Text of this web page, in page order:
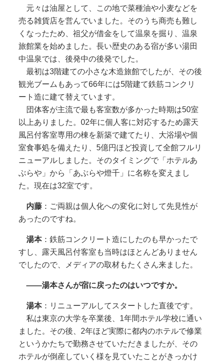
元々は油屋として、この地で菜種油や小麦などを
売る雑貨店を営んでいました。そのうち商売も難し
くなったため、祖父が借金をして温泉を掘り、温泉
旅館業を始めました。長い歴史のある宿が多い湯田
中温泉では、後発中の後発でした。
最初は3階建ての小さな木造旅館でしたが、その後
観光ブームもあって66年には5階建て鉄筋コンクリ
ート造に建て替えています。
団体客が主流で最も客室数が多かった時期は50室
以上ありました。02年に個人客に対応するため露天
風呂付客室専用の棟を新築で建てたり、大浴場や個
室食事処を備えたり、5億円ほど投資して全館フルリ
ニューアルしました。そのタイミングで「ホテルあ
ぶらや」から「あぶらや燈千」に名称を変えまし
た。現在は32室です。
内藤：ご両親は個人化への変化に対して先見性が
あったのですね。
湯本：鉄筋コンクリート造にしたのも早かったで
すし、露天風呂付客室も当時はほとんどありません
でしたので、メディアの取材もたくさん来ました。
――湯本さんが宿に戻ったのはいつですか。
湯本：リニューアルしてスタートした直後です。
私は東京の大学を卒業後、1年間ホテル学校に通い
ました。その後、2年ほど実際に都内のホテルで修業
というかたちで勤務させていただきましたが、その
ホテルが倒産していく様を見ていたことがきっかけ